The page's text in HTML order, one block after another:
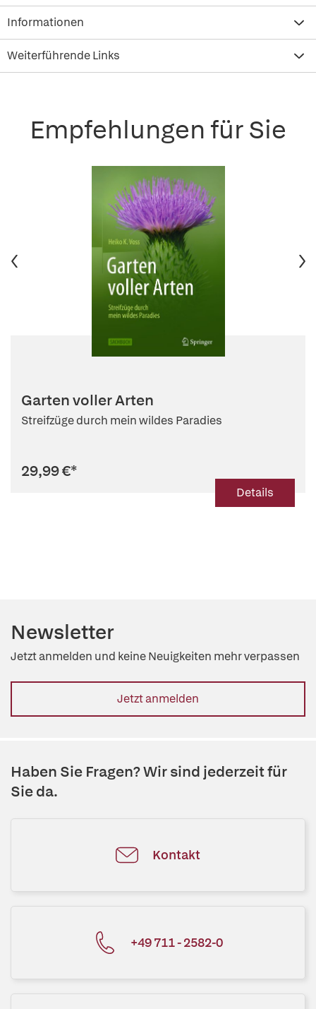
Informationen
Weiterführende Links
Empfehlungen für Sie
Garten voller Arten
Streifzüge durch mein wildes Paradies
29,99 €*
Details
Newsletter
Jetzt anmelden und keine Neuigkeiten mehr verpassen
Jetzt anmelden
Haben Sie Fragen? Wir sind jederzeit für
Sie da.
Kontakt
+49 711 - 2582-0